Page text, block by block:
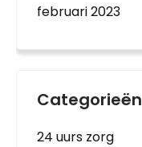
februari 2023
Categorieën
24 uurs zorg